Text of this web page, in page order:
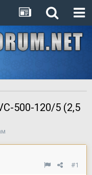
500-120/5 (2,5
#1